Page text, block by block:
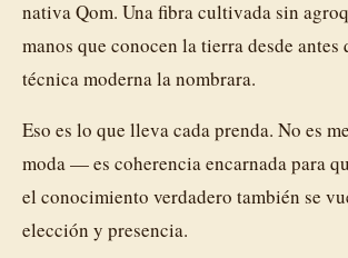
nativa Qom. Una fibra cultivada sin
manos que conocen la tierra desde
técnica moderna la nombrara.
Eso es lo que lleva cada prenda. No es
moda — es coherencia encarnada para
el conocimiento verdadero también se
elección y presencia.